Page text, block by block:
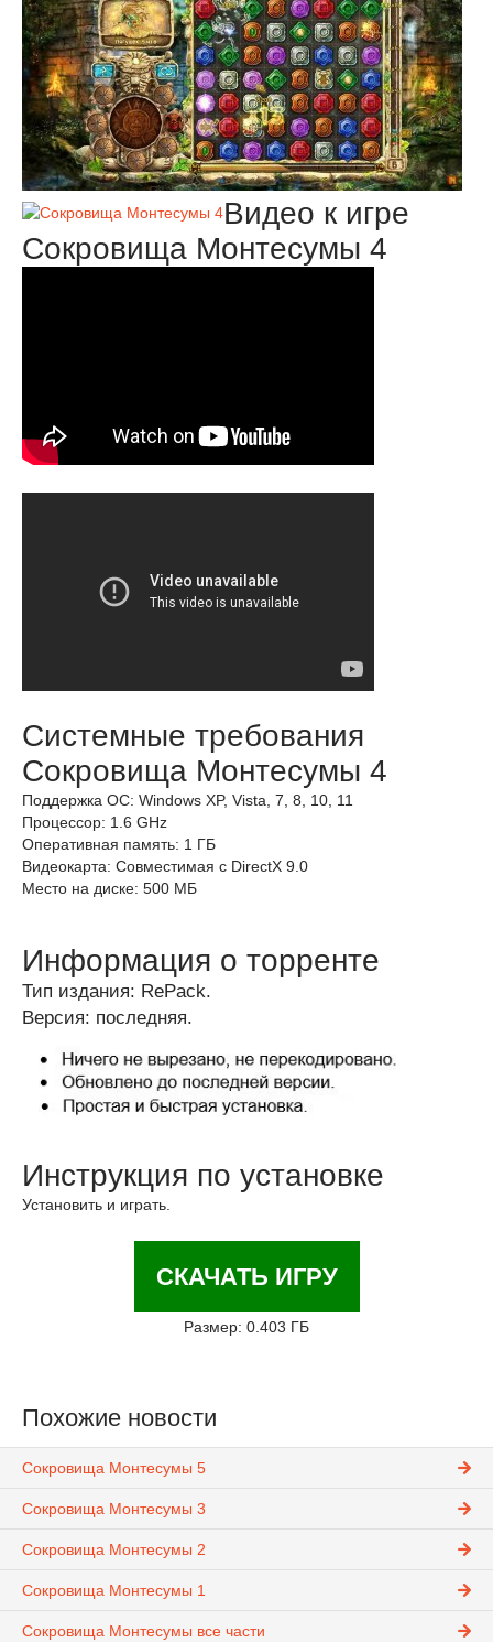
Видео к игре
Сокровища Монтесумы 4
Системные требования
Сокровища Монтесумы 4
Поддержка ОС: Windows XP, Vista, 7, 8, 10, 11
Процессор: 1.6 GHz
Оперативная память: 1 ГБ
Видеокарта: Совместимая с DirectX 9.0
Место на диске: 500 МБ
Информация о торренте
Тип издания: RePack.
Версия: последняя.
Инструкция по установке
Установить и играть.
СКАЧАТЬ ИГРУ
Размер: 0.403 ГБ
Похожие новости
Сокровища Монтесумы 5
Сокровища Монтесумы 3
Сокровища Монтесумы 2
Сокровища Монтесумы 1
Сокровища Монтесумы все части